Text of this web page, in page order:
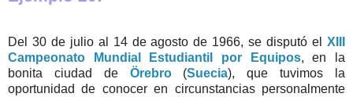
Del 30 de julio al 14 de agosto de 1966, se disputó el XIII
Campeonato Mundial Estudiantil por Equipos, en la
bonita ciudad de Örebro(Suecia), que tuvimos la
oportunidad de conocer en circunstancias personalmente